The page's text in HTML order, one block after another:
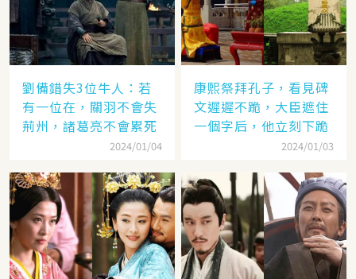
劉備錯失3位牛人：若
有一位在，關羽不會失
荊州，諸葛亮不會累死
2024/01/04
康熙祭拜孔子，看見碑
文遲遲不跪，大臣遮住
一個字后，他立刻下跪
2024/01/03